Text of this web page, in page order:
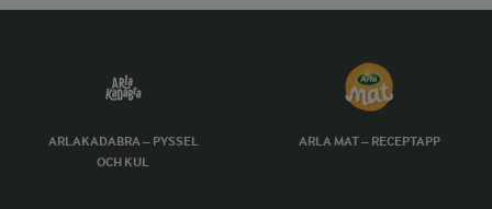
ARLAKADABRA – PYSSEL
OCH KUL
ARLA MAT – RECEPTAPP